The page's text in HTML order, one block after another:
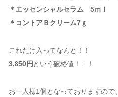
＊エッセンシャルセラム 5ｍｌ
＊コントアＢクリーム7ｇ
これだけ入ってなんと！！
3,850円 という破格値！！！
お一人様1個となっておりますので、